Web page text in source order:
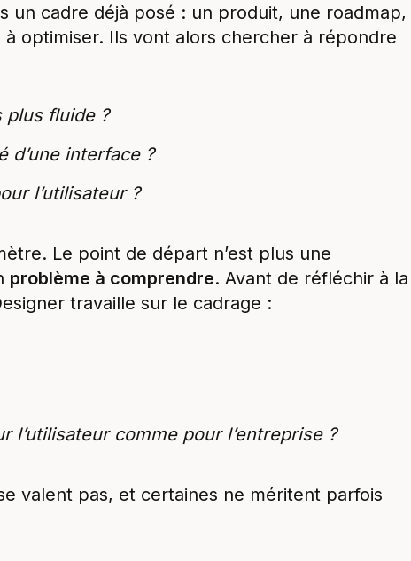
un cadre déjà posé : un produit, une roadmap,
optimiser. Ils vont alors chercher à répondre
plus fluide ?
d’une interface ?
l’utilisateur ?
Le point de départ n’est plus une
problème à comprendre. Avant de réfléchir à la
travaille sur le cadrage :
l’utilisateur comme pour l’entreprise ?
valent pas, et certaines ne méritent parfois